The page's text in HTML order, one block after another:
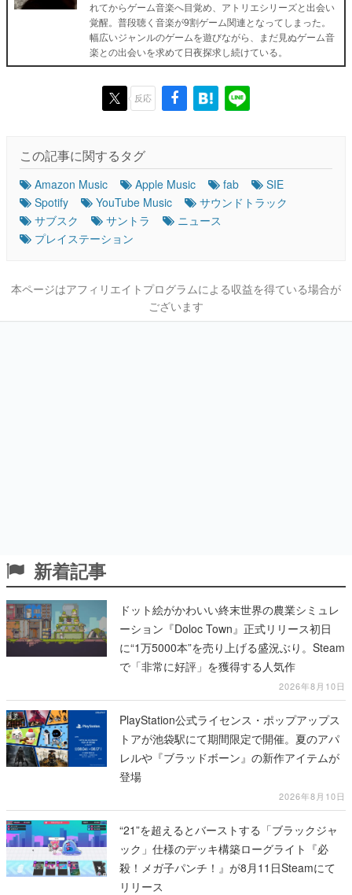
れてからゲーム音楽へ目覚め、アトリエシリーズと出会い
覚醒。普段聴く音楽が9割ゲーム関連となってしまった。
幅広いジャンルのゲームを遊びながら、まだ見ぬゲーム音
楽との出会いを求めて日夜探求し続けている。
反応
この記事に関するタグ
Amazon Music Apple Music fab
SIE
Spotify
YouTube Music
サウンドトラック
サブスク
サントラ
ニュース
プレイステーション
本ページはアフィリエイトプログラムによる収益を得ている場合が
ございます
新着記事
ドット絵がかわいい終末世界の農業シミュレ
ーション『Doloc Town』正式リリース初日
に“1万5000本”を売り上げる盛況ぶり。Steam
で「非常に好評」を獲得する人気作
2026年8月10日
PlayStation公式ライセンス・ポップアップス
トアが池袋駅にて期間限定で開催。夏のアパ
レルや『ブラッドボーン』の新作アイテムが
登場
2026年8月10日
“21”を超えるとバーストする「ブラックジャ
ック」仕様のデッキ構築ローグライト『必
殺！メガ子パンチ！』が8月11日Steamにて
リリース